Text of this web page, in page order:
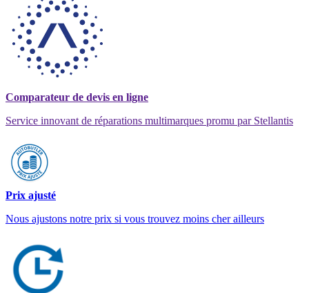
Comparateur de devis en ligne
Service innovant de réparations multimarques promu par Stellantis
Prix ajusté
Nous ajustons notre prix si vous trouvez moins cher ailleurs